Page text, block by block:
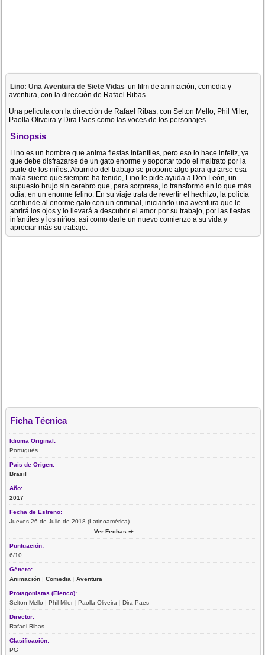
Lino: Una Aventura de Siete Vidas un film de animación, comedia y
aventura, con la dirección de Rafael Ribas.
Una película con la dirección de Rafael Ribas, con Selton Mello, Phil Miler,
Paolla Oliveira y Dira Paes como las voces de los personajes.
Sinopsis
Lino es un hombre que anima fiestas infantiles, pero eso lo hace infeliz, ya
que debe disfrazarse de un gato enorme y soportar todo el maltrato por la
parte de los niños. Aburrido del trabajo se propone algo para quitarse esa
mala suerte que siempre ha tenido, Lino le pide ayuda a Don León, un
supuesto brujo sin cerebro que, para sorpresa, lo transformo en lo que más
odia, en un enorme felino. En su viaje trata de revertir el hechizo, la policía
confunde al enorme gato con un criminal, iniciando una aventura que le
abrirá los ojos y lo llevará a descubrir el amor por su trabajo, por las fiestas
infantiles y los niños, así como darle un nuevo comienzo a su vida y
apreciar más su trabajo.
Ficha Técnica
Idioma Original:
Portugués
País de Origen:
Brasil
Año:
2017
Fecha de Estreno:
Jueves 26 de Julio de 2018 (Latinoamérica)
Ver Fechas ➨
Puntuación:
6/10
Género:
Animación |Comedia |Aventura
Protagonistas (Elenco):
Selton Mello |Phil Miler|Paolla Oliveira |Dira Paes
Director:
Rafael Ribas
Clasificación:
PG